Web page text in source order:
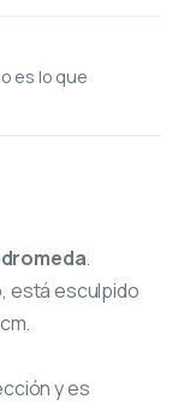
es lo que
.
está esculpido
y es